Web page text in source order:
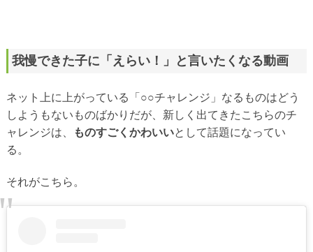
我慢できた子に「えらい！」と言いたくなる動画
ネット上に上がっている「○○チャレンジ」なるものはどう
しようもないものばかりだが、新しく出てきたこちらのチ
ャレンジは、
ものすごくかわいいとして話題になってい
る。
それがこちら。